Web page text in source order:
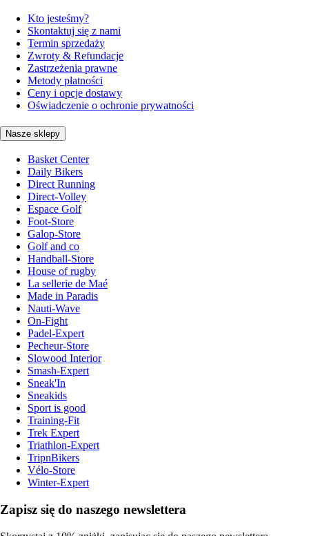
Kto jesteśmy?
Skontaktuj się z nami
Termin sprzedaży
Zwroty & Refundacje
Zastrzeżenia prawne
Metody płatności
Ceny i opcje dostawy
Oświadczenie o ochronie prywatności
Nasze sklepy
Basket Center
Daily Bikers
Direct Running
Direct-Volley
Espace Golf
Foot-Store
Galop-Store
Golf and co
Handball-Store
House of rugby
La sellerie de Maé
Made in Paradis
Nauti-Wave
On-Fight
Padel-Expert
Pecheur-Store
Slowood Interior
Smash-Expert
Sneak'In
Sneakids
Sport is good
Training-Fit
Trek Expert
Triathlon-Expert
TripnBikers
Vélo-Store
Winter-Expert
Zapisz się do naszego newslettera